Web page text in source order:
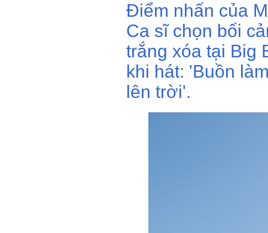
Điểm nhấn của
Ca sĩ chọn bối
trắng xóa tại Big
khi hát: 'Buồn
lên trời'.